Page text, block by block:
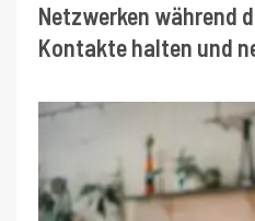
Netzwerken während
Kontakte halten und